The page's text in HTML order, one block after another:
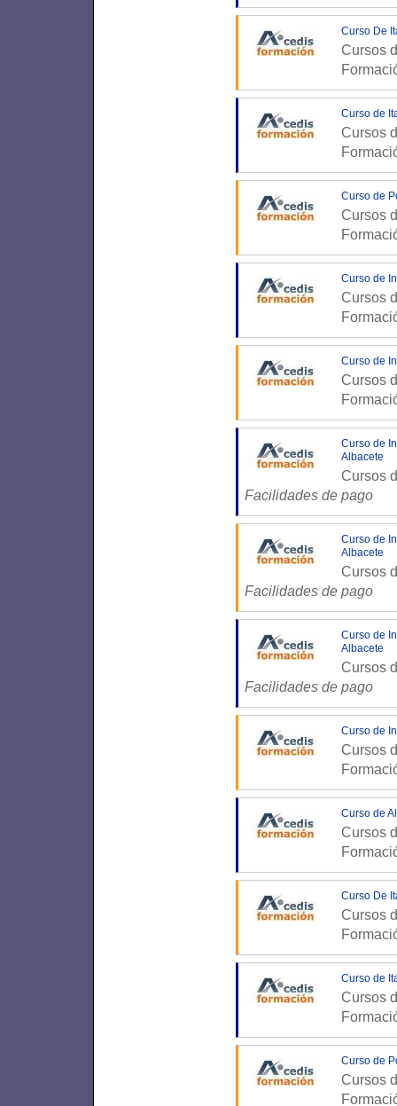
Curso De
Cursos
Curso de
Cursos
Curso de
Cursos
Curso de
Cursos
Curso de
Cursos
Curso de
Albacete
Cursos
Facilidades de pago
Curso de
Albacete
Cursos
Facilidades de pago
Curso de
Albacete
Cursos
Facilidades de pago
Curso de
Cursos
Curso de
Cursos
Curso De
Cursos
Curso de
Cursos
Curso de
Cursos